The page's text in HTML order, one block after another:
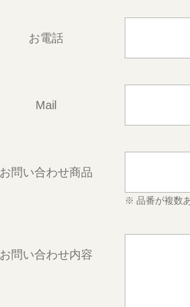
お電話
Mail
お問い合わせ商品
※ 品番が複数
お問い合わせ内容